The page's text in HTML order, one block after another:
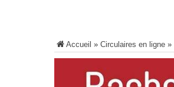
Accueil » Circulaires en ligne »